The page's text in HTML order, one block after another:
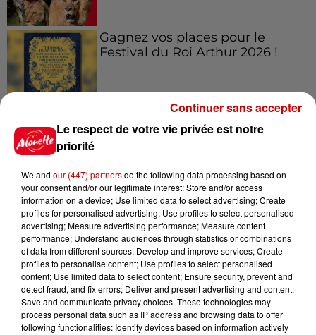
Gagnez vos places pour le
Festival du Roi Arthur 2026 !
Gagnez vos entrées pour le
Destination Vacances - Gagnez
votre séjour en famille au cœur
de la...
Le respect de votre vie privée est notre
priorité
We and our (447) partnersdo the following data processing based on
your consent and/or our legitimate interest: Store and/or access
information on a device; Use limited data to select advertising; Create
profiles for personalised advertising; Use profiles to select personalised
advertising; Measure advertising performance; Measure content
performance; Understand audiences through statistics or combinations
of data from different sources; Develop and improve services; Create
profiles to personalise content; Use profiles to select personalised
content; Use limited data to select content; Ensure security, prevent and
detect fraud, and fix errors; Deliver and present advertising and content;
Save and communicate privacy choices. These technologies may
process personal data such as IP address and browsing data to offer
following functionalities: Identify devices based on information actively
Continuer sans accepter